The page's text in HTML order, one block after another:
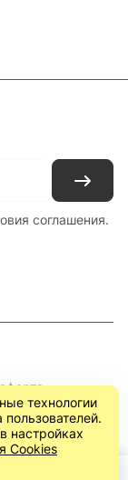
соглашения.
технологии
настройках
Cookies